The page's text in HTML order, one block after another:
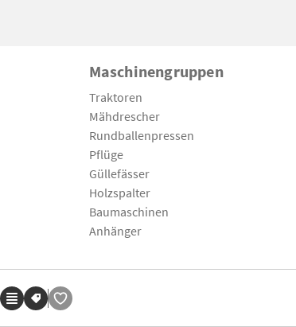
Maschinengruppen
Traktoren
Mähdrescher
Rundballenpressen
Pflüge
Güllefässer
Holzspalter
Baumaschinen
Anhänger